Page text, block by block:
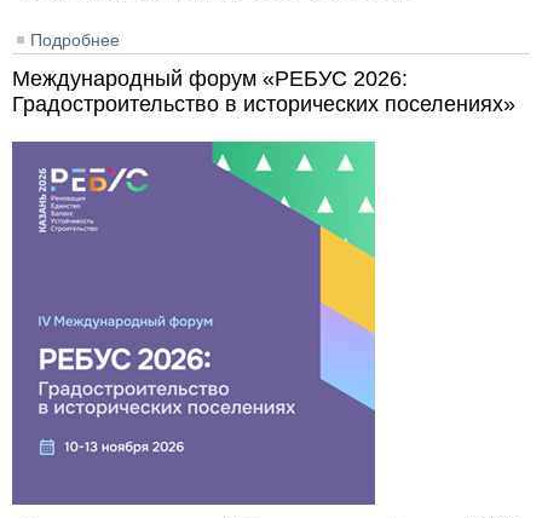
Подробнее
сессии 2026»
Международный форум «РЕБУС 2026:
Градостроительство в исторических поселениях»